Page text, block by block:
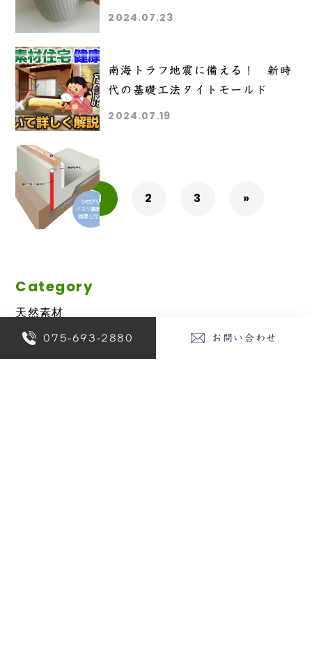
2024.07.23
南海トラフ地震に備える！ 新時
代の基礎工法タイトモールド
2024.07.19
1 / 3 1 2 3 »
Category
天然素材
Archives
075-693-2880 お問い合わせ